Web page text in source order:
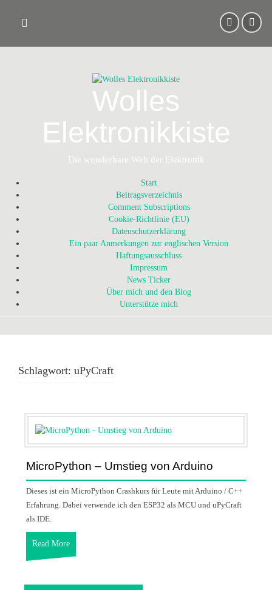
content
Wolles
Elektronikkiste
Die wunderbare Welt der Elektronik
Start
Beitragsverzeichnis
Comment Subscriptions
Cookie-Richtlinie (EU)
Datenschutzerklärung
Ein paar Anmerkungen zur englischen Version
Haftungsausschluss
Impressum
News Ticker
Über mich und den Blog
Unterstütze mich
Schlagwort: uPyCraft
MicroPython – Umstieg von Arduino
Dieses ist ein MicroPython Crashkurs für Leute mit Arduino / C++
Erfahrung. Dabei verwende ich den ESP32 als MCU und uPyCraft
als IDE.
Read More